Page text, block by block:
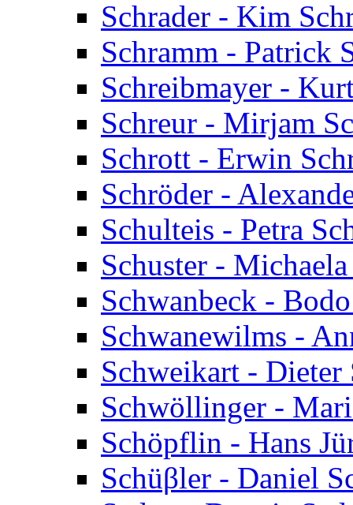
Schrader - Kim
Schramm - Patrick
Schreibmayer -
Schreur - Mirjam
Schrott - Erwin
Schröder -
Schulteis - Petra
Schuster -
Schwanbeck -
Schwanewilms -
Schweikart - Dieter
Schwöllinger -
Schöpflin - Hans
Schüβler - Daniel